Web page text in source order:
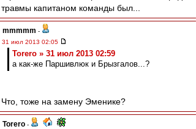
травмы капитаном команды был...
mmmmm -
31 июл 2013 02:05
Torero » 31 июл 2013 02:59
а как-же Паршивлюк и Брызгалов...?
Что, тоже на замену Эменике?
Torero -